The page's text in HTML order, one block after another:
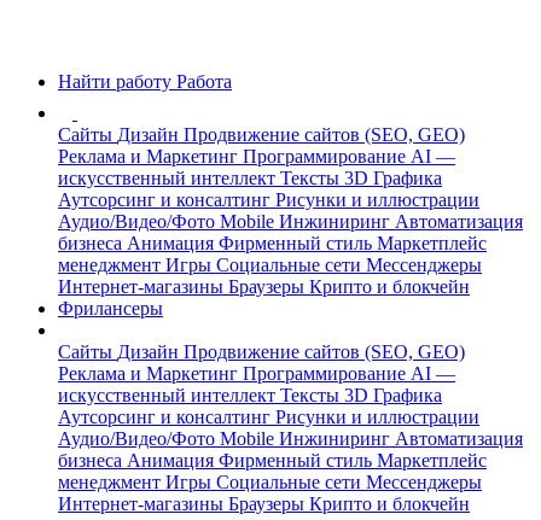
Найти работу Работа
Сайты Дизайн Продвижение сайтов (SEO, GEO)
Реклама и Маркетинг Программирование AI —
искусственный интеллект Тексты 3D Графика
Аутсорсинг и консалтинг Рисунки и иллюстрации
Аудио/Видео/Фото Mobile Инжиниринг Автоматизация
бизнеса Анимация Фирменный стиль Маркетплейс
менеджмент Игры Социальные сети Мессенджеры
Интернет-магазины Браузеры Крипто и блокчейн
Фрилансеры
Сайты Дизайн Продвижение сайтов (SEO, GEO)
Реклама и Маркетинг Программирование AI —
искусственный интеллект Тексты 3D Графика
Аутсорсинг и консалтинг Рисунки и иллюстрации
Аудио/Видео/Фото Mobile Инжиниринг Автоматизация
бизнеса Анимация Фирменный стиль Маркетплейс
менеджмент Игры Социальные сети Мессенджеры
Интернет-магазины Браузеры Крипто и блокчейн